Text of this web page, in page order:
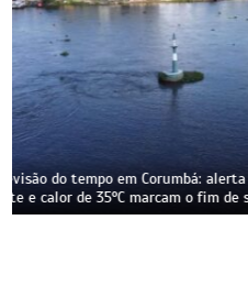
Ferrovia Malha Oeste, que
ter reconstrução suspensa
BR-262 sobrecarregada por